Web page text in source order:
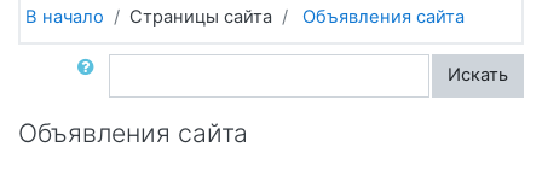
В начало Страницы сайта Объявления сайта
Поиск по форумам Искать
Объявления сайта